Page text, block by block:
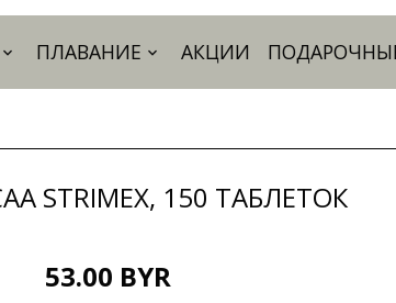
ПЛАВАНИЕ АКЦИИ
STRIMEX, 150 ТАБЛЕТОК
53.00 BYR